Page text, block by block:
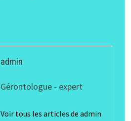
admin
Gérontologue - expert
Voir tous les articles de admin